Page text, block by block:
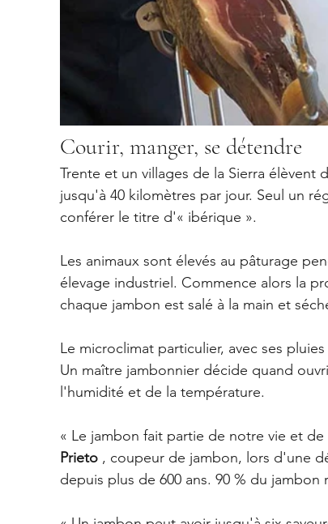
Courir, manger, se détendre
Trente et un villages de la Sierra
jusqu'à 40 kilomètres par jour. Seul un
conférer le titre d'« ibérique ».
Les animaux sont élevés au pâturage
élevage industriel. Commence alors la
chaque jambon est salé à la main et
Le microclimat particulier, avec ses
Un maître jambonnier décide quand
l'humidité et de la température.
« Le jambon fait partie de notre vie et
Prieto , coupeur de jambon, lors d'une
depuis plus de 600 ans. 90 % du